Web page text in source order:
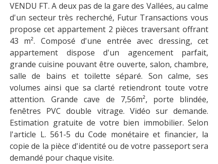
VENDU FT. A deux pas de la gare des Vallées, au calme
d'un secteur très recherché, Futur Transactions vous
propose cet appartement 2 pièces traversant offrant
43 m². Composé d'une entrée avec dressing, cet
appartement dispose d'un agencement parfait,
grande cuisine pouvant être ouverte, salon, chambre,
salle de bains et toilette séparé. Son calme, ses
volumes ainsi que sa clarté retiendront toute votre
attention. Grande cave de 7,56m², porte blindée,
fenêtres PVC double vitrage. Vidéo sur demande.
Estimation gratuite de votre bien immobilier. Selon
l'article L. 561-5 du Code monétaire et financier, la
copie de la pièce d'identité ou de votre passeport sera
demandé pour chaque visite.